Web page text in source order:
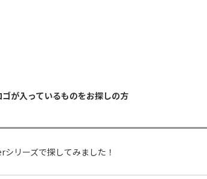
が入っているものをお探しの方
リーズで探してみました！